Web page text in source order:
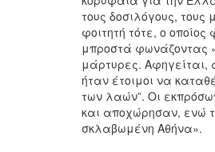
τους δοσιλόγους,
φοιτητή τότε, ο
μπροστά φωνάζοντας
μάρτυρες. Αφηγείται,
ήταν έτοιμοι να
των λαών”. Οι
και αποχώρησαν, ενώ
σκλαβωμένη Αθήνα».